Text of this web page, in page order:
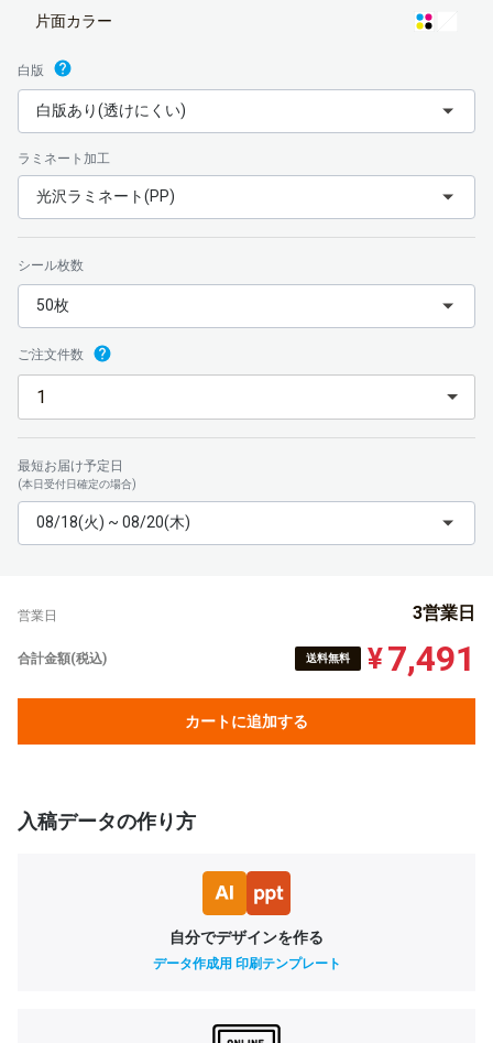
片面カラー
白版
白版あり(透けにくい)
ラミネート加工
光沢ラミネート(PP)
シール枚数
50枚
ご注文件数
最短お届け予定日
(本日受付日確定の場合)
08/18(火) ~ 08/20(木)
営業日 3営業日
合計金額(税込) 送料無料 ¥7,491
カートに追加する
入稿データの作り方
自分でデザインを作る
データ作成用 印刷テンプレート